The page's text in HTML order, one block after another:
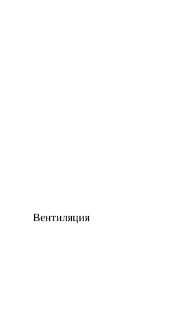
Вентиляция